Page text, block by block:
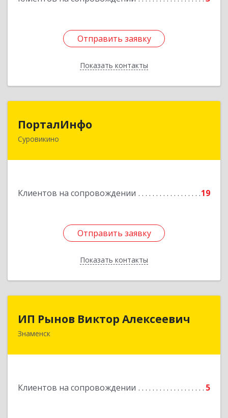
Отправить заявку
Показать контакты
Отправить заявку
Назад
ПорталИнфо
Суровикино
Клиентов на сопровождении 19
Отправить заявку
Показать контакты
404414, г.Суровкино Волгоградской обл. ул. 1-й
Отправить заявку
Назад
ИП Рынов Виктор Алексеевич
Знаменск
Клиентов на сопровождении 5